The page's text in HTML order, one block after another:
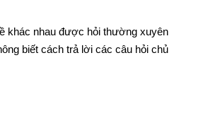
khác nhau được hỏi thường xuyên
biết cách trả lời các câu hỏi chủ